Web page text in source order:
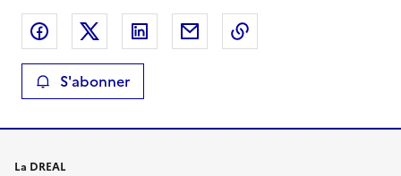
Partager sur Facebook
Partager sur XPartager sur LinkedIn
Partager par email
S'abonner
La DREAL